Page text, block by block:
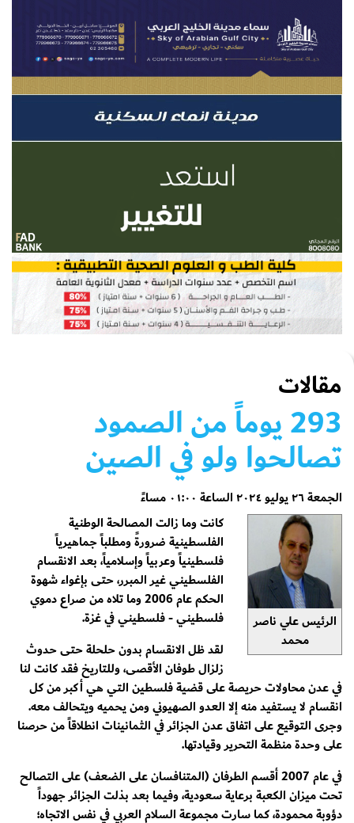
مقالات
293 يوماً من الصمود
تصالحوا ولو في الصين
الجمعة ٢٦ يوليو ٢٠٢٤ الساعة ٠١:٠٠ مساءً
الرئيس علي ناصر
محمد
كانت وما زالت المصالحة الوطنية
الفلسطينية ضرورةً ومطلباً جماهيرياً
فلسطينياً وعربياً وإسلامياً، بعد الانقسام
الفلسطيني غير المبرر، حتى بإغواء شهوة
الحكم عام 2006 وما تلاه من صراع دموي
فلسطيني - فلسطيني في غزة.
لقد ظل الانقسام بدون حلحلة حتى حدوث
زلزال طوفان الأقصى، وللتاريخ فقد كانت لنا
في عدن محاولات حريصة على قضية فلسطين التي هي أكبر من كل
انقسام لا يستفيد منه إلا العدو الصهيوني ومن يحميه ويتحالف معه.
وجرى التوقيع على اتفاق عدن الجزائر في الثمانينات انطلاقاً من حرصنا
على وحدة منظمة التحرير وقيادتها.
في عام 2007 أقسم الطرفان (المتنافسان على الضعف) على التصالح
تحت ميزان الكعبة برعاية سعودية، وفيما بعد بذلت الجزائر جهوداً
دؤوبة محمودة، كما سارت مجموعة السلام العربي في نفس الاتجاه؛